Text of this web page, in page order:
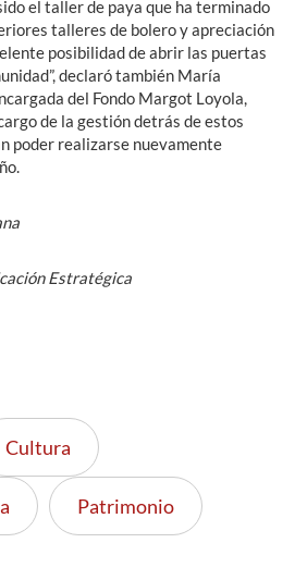
el taller de paya que ha terminado
talleres de bolero y apreciación
posibilidad de abrir las puertas
declaró también María
del Fondo Margot Loyola,
de la gestión detrás de estos
poder realizarse nuevamente
Estratégica
Cultura
Patrimonio